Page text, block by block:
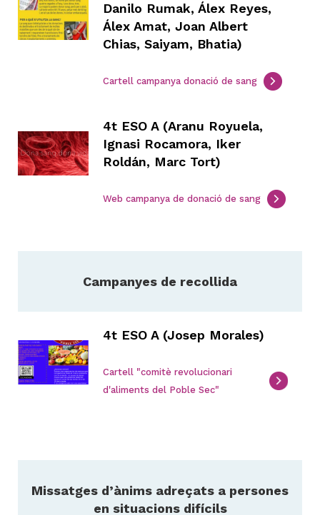
Danilo Rumak, Álex Reyes,
Álex Amat, Joan Albert
Chias, Saiyam, Bhatia)
Cartell campanya donació de sang
4t ESO A (Aranu Royuela,
Ignasi Rocamora, Iker
Roldán, Marc Tort)
Web campanya de donació de sang
Campanyes de recollida
4t ESO A (Josep Morales)
Cartell "comitè revolucionari
d'aliments del Poble Sec"
Missatges d’ànims adreçats a persones
en situacions difícils